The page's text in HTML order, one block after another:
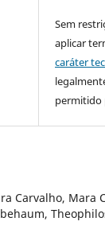
Sem
aplicar
caráter
permitido
Carvalho, Mara